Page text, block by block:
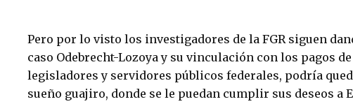
Pero por lo visto los investigadores de la FGR siguen
caso Odebrecht-Lozoya y su vinculación con los pagos
legisladores y servidores públicos federales, podría
sueño guajiro, donde se le puedan cumplir sus deseos a